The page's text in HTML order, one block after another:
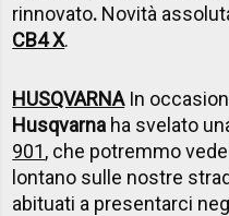
rinnovato. Novità
CB4 X.
HUSQVARNAIn
Husqvarna ha svelato
901, che potremmo
lontano sulle nostre
abituati a presentarci